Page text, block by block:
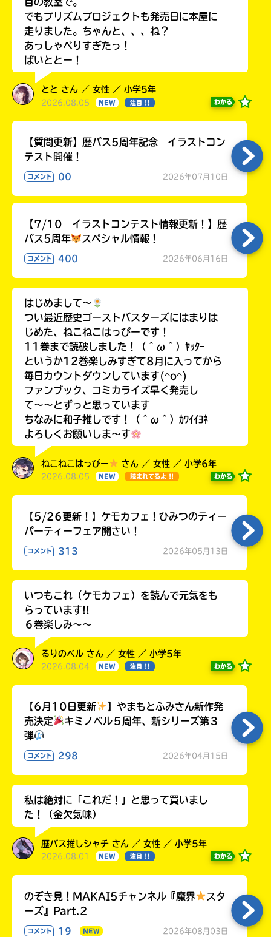
目の教室で。
でもプリズムプロジェクトも発売日に本屋に
走りました。ちゃんと、、、ね？
あっしゃべりすぎたっ！
ばいととー！
とと さん ／ 女性 ／ 小学5年
2026.08.05 NEW 注目 !! わかる
【質問更新】歴バス5周年記念 イラストコン
テスト開催！
コメント 00 2026年07月10日
【7/10 イラストコンテスト情報更新！】歴
バス5周年
スペシャル情報！
コメント 400 2026年06月16日
はじめまして〜
つい最近歴史ゴーストバスターズにはまりは
じめた、ねこねこはっぴーです！
11巻まで読破しました！（＾ω＾）ﾔｯﾀｰ
というか12巻楽しみすぎて8月に入ってから
毎日カウントダウンしています(^o^)
ファンブック、コミカライズ早く発売し
て〜〜とずっと思っています
ちなみに和子推しです！（＾ω＾）ｶﾜｲｲﾖﾈ
よろしくお願いしま〜す
ねこねこはっぴー さん ／ 女性 ／ 小学6年
2026.08.05 NEW 読まれてるよ !! わかる
【5/26更新！】ケモカフェ！ひみつのティー
パーティーフェア開さい！
コメント 313 2026年05月13日
いつもこれ（ケモカフェ）を読んで元気をも
らっています!!
６巻楽しみ～～
るりのベル さん ／ 女性 ／ 小学5年
2026.08.04 NEW 注目 !! わかる
【6月10日更新
】やまもとふみさん新作発
売決定
キミノベル５周年、新シリーズ第３
弾
コメント 298 2026年04月15日
私は絶対に「これだ！」と思って買いまし
た！（金欠気味）
歴バス推しシャチ さん ／ 女性 ／ 小学5年
2026.08.01 NEW 注目 !! わかる
のぞき見！MAKAI5チャンネル『魔界
スタ
ーズ』Part.2
コメント 19 NEW 2026年08月03日